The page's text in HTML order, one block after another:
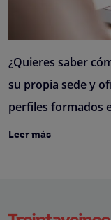
¿Quieres saber
su propia sede y
perfiles formados
Leer más